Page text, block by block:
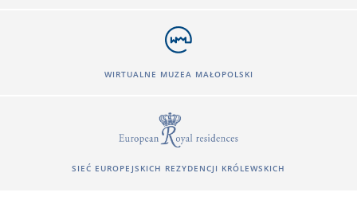
WIRTUALNE MUZEA MAŁOPOLSKI
SIEĆ EUROPEJSKICH REZYDENCJI KRÓLEWSKICH